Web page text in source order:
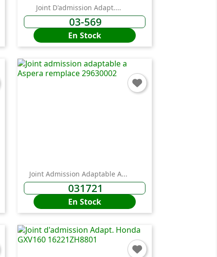
Joint D'admission Adapt....
03-569
En Stock
Joint Admission Adaptable A...
031721
En Stock